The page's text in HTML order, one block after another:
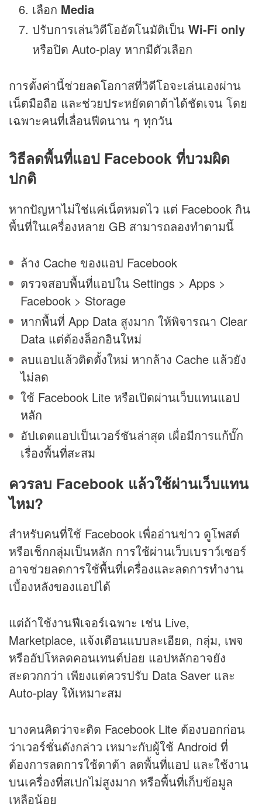
เลือก Media
ปรับการเล่นวิดีโออัตโนมัติเป็น Wi-Fi only
หรือปิด Auto-play หากมีตัวเลือก
การตั้งค่านี้ช่วยลดโอกาสที่วิดีโอจะเล่นเองผ่าน
เน็ตมือถือ และช่วยประหยัดดาต้าได้ชัดเจน โดย
เฉพาะคนที่เลื่อนฟีดนาน ๆ ทุกวัน
วิธีลดพื้นที่แอป Facebook ที่บวมผิด
ปกติ
หากปัญหาไม่ใช่แค่เน็ตหมดไว แต่ Facebook กิน
พื้นที่ในเครื่องหลาย GB สามารถลองทำตามนี้
ล้าง Cache ของแอป Facebook
ตรวจสอบพื้นที่แอปใน Settings > Apps >
Facebook > Storage
หากพื้นที่ App Data สูงมาก ให้พิจารณา Clear
Data แต่ต้องล็อกอินใหม่
ลบแอปแล้วติดตั้งใหม่ หากล้าง Cache แล้วยัง
ไม่ลด
ใช้ Facebook Lite หรือเปิดผ่านเว็บแทนแอป
หลัก
อัปเดตแอปเป็นเวอร์ชันล่าสุด เผื่อมีการแก้บั๊ก
เรื่องพื้นที่สะสม
ควรลบ Facebook แล้วใช้ผ่านเว็บแทน
ไหม?
สำหรับคนที่ใช้ Facebook เพื่ออ่านข่าว ดูโพสต์
หรือเช็กกลุ่มเป็นหลัก การใช้ผ่านเว็บเบราว์เซอร์
อาจช่วยลดการใช้พื้นที่เครื่องและลดการทำงาน
เบื้องหลังของแอปได้
แต่ถ้าใช้งานฟีเจอร์เฉพาะ เช่น Live,
Marketplace, แจ้งเตือนแบบละเอียด, กลุ่ม, เพจ
หรืออัปโหลดคอนเทนต์บ่อย แอปหลักอาจยัง
สะดวกกว่า เพียงแต่ควรปรับ Data Saver และ
Auto-play ให้เหมาะสม
บางคนคิดว่าจะติด Facebook Lite ต้องบอกก่อน
ว่าเวอร์ชั่นดังกล่าว เหมาะกับผู้ใช้ Android ที่
ต้องการลดการใช้ดาต้า ลดพื้นที่แอป และใช้งาน
บนเครื่องที่สเปกไม่สูงมาก หรือพื้นที่เก็บข้อมูล
เหลือน้อย